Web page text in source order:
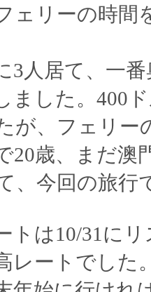
ェリーの時間
3人居て、一
ました。400
が、フェリー
20歳、まだ澳
、今回の旅行
は10/31にリ
レートでした